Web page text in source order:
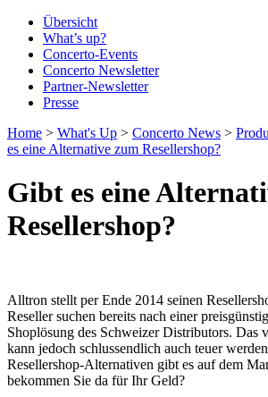
Übersicht
What’s up?
Concerto-Events
Concerto Newsletter
Partner-Newsletter
Presse
Home > What's Up > Concerto News >
es eine Alternative zum Resellershop?
Gibt es eine
Resellershop?
Alltron stellt per Ende 2014 seinen
Reseller suchen bereits nach einer
Shoplösung des Schweizer Distributors. Das
kann jedoch schlussendlich auch teuer
Resellershop-Alternativen gibt es auf dem
bekommen Sie da für Ihr Geld?